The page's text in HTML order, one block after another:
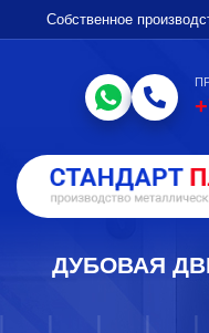
Собственное
ДУБОВАЯ